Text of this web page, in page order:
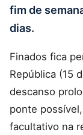
fim de
dias.
Finados fica
República (15
descanso
ponte
facultativo na